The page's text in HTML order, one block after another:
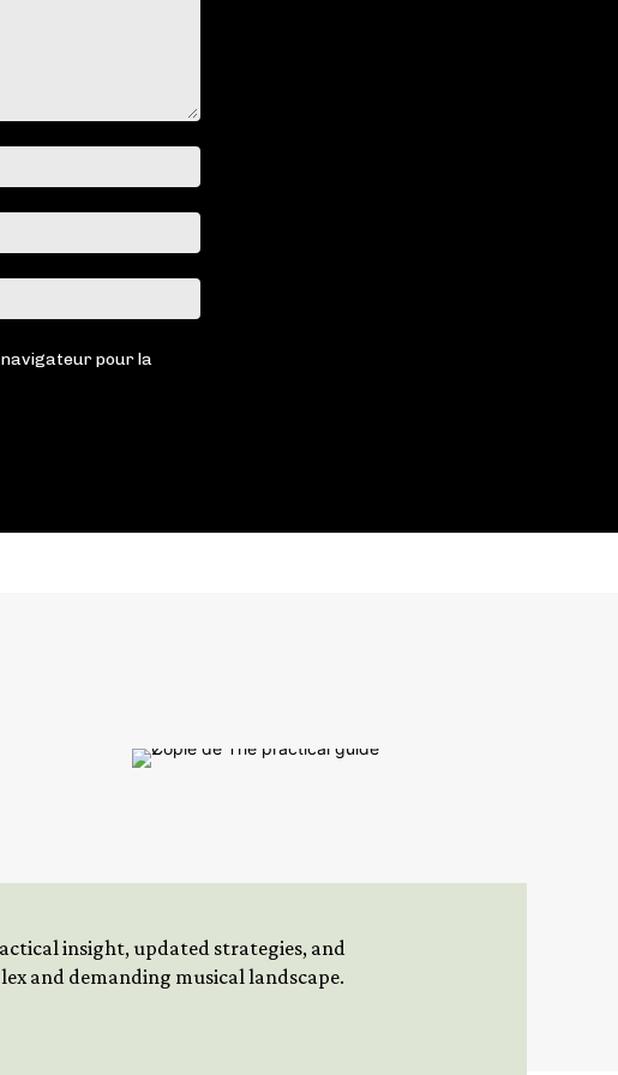
:*
:*
:
navigateur pour la
insight, updated strategies, and
and demanding musical landscape.